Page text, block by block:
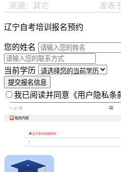
来源：其它 发表
辽宁自考培训报名预约
您的姓名
当前学历
提交报名信息
我已阅读并同意 《用户隐私条
< 上一章 
 相关内容
辽宁自考成绩查询
1